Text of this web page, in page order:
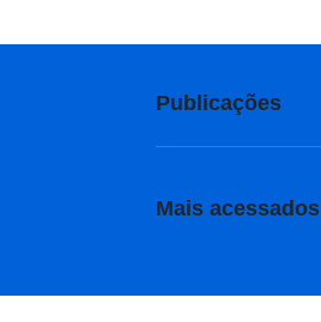
Publicações
Mais acessados